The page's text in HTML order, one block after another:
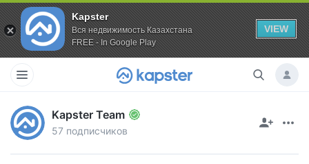
Kapster
Вся недвижимость Казахстана
FREE - In Google Play
VIEW
Kapster Team
57 подписчиков